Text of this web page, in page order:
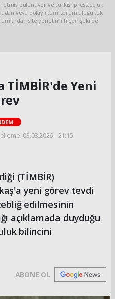
etmiş bulunuyor ve turkishpress.co.uk
veya dolaylı tüm sorumluluğu tek
site yönetimi hiçbir şekilde
TİMBİR'de Yeni
03.08.2026 - 21:15
(TİMBİR)
yeni görev tevdi
edilmesinin
açıklamada duyduğu
bilincini
ABONE OL